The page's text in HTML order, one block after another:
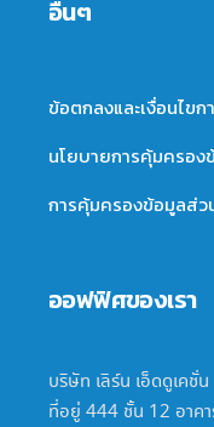
อื่นๆ
ข้อตกลงและเงื่อนไขก
นโยบายการคุ้มครอ
การคุ้มครองข้อมูลส่
ออฟฟิศของเรา
บริษัท เลิร์น เอ็ดดูเคชั่
ที่อยู่ 444 ชั้น 12 อาคา